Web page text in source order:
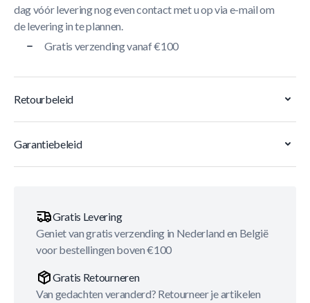
dag vóór levering nog even contact met u op via e-mail om
de levering in te plannen.
Gratis verzending vanaf €100
Retourbeleid
Garantiebeleid
Gratis Levering
Geniet van gratis verzending in Nederland en België
voor bestellingen boven €100
Gratis Retourneren
Van gedachten veranderd? Retourneer je artikelen